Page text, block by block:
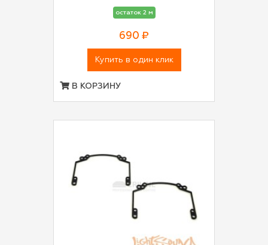
остаток 2 м
690 ₽
Купить в один клик
В КОРЗИНУ